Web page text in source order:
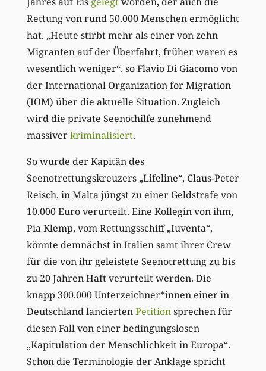
Rettung von rund 50.000 Menschen ermöglicht
hat. „Heute stirbt mehr als einer von zehn
Migranten auf der Überfahrt, früher waren es
wesentlich weniger“, so Flavio Di Giacomo von
der International Organization for Migration
(IOM) über die aktuelle Situation. Zugleich
wird die private Seenothilfe zunehmend
massiverkriminalisiert.
So wurde der Kapitän des
Seenotrettungskreuzers „Lifeline“, Claus-Peter
Reisch, in Malta jüngst zu einer Geldstrafe von
10.000 Euro verurteilt. Eine Kollegin von ihm,
Pia Klemp, vom Rettungsschiff „Iuventa“,
könnte demnächst in Italien samt ihrer Crew
für die von ihr geleistete Seenotrettung zu bis
zu 20 Jahren Haft verurteilt werden. Die
knapp 300.000 Unterzeichner*innen einer in
Deutschland lanciertenPetitionsprechen für
diesen Fall von einer bedingungslosen
„Kapitulation der Menschlichkeit in Europa“.
Schon die Terminologie der Anklage spricht